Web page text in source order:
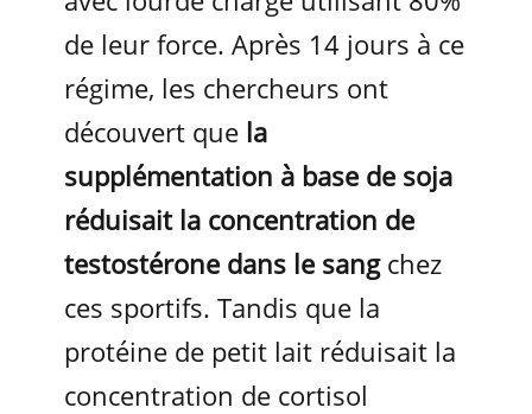
de leur force. Après 14 jours à ce
régime, les chercheurs ont
découvert que la
supplémentation à base de soja
réduisait la concentration de
testostérone dans le sangchez
ces sportifs. Tandis que la
protéine de petit lait réduisait la
concentration de cortisol